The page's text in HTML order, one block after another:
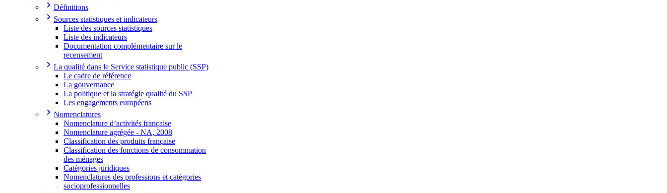
Définitions
Sources statistiques et indicateurs
Liste des sources statistiques
Liste des indicateurs
Documentation complémentaire sur le
recensement
La qualité dans le Service statistique public (SSP)
Le cadre de référence
La gouvernance
La politique et la stratégie qualité du SSP
Les engagements européens
Nomenclatures
Nomenclature d’activités française
Nomenclature agrégée - NA, 2008
Classification des produits française
Classification des fonctions de consommation
des ménages
Catégories juridiques
Nomenclatures des professions et catégories
socioprofessionnelles